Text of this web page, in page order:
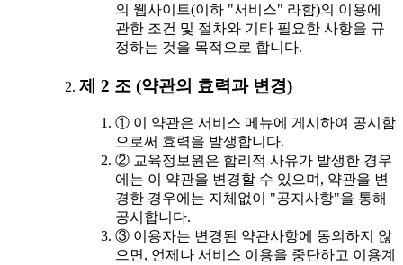
의 웹사이트(이하 "서비스" 라함)의 이용에
관한 조건 및 절차와 기타 필요한 사항을 규
정하는 것을 목적으로 합니다.
제 2 조 (약관의 효력과 변경)
① 이 약관은 서비스 메뉴에 게시하여 공시함
으로써 효력을 발생합니다.
② 교육정보원은 합리적 사유가 발생한 경우
에는 이 약관을 변경할 수 있으며, 약관을 변
경한 경우에는 지체없이 "공지사항"을 통해
공시합니다.
③ 이용자는 변경된 약관사항에 동의하지 않
으면, 언제나 서비스 이용을 중단하고 이용계